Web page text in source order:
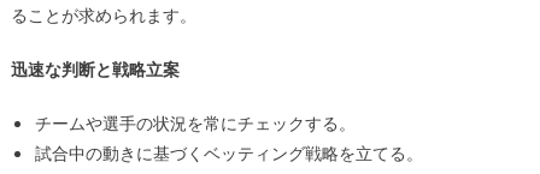
ることが求められます。
迅速な判断と戦略立案
チームや選手の状況を常にチェックする。
試合中の動きに基づくベッティング戦略を立てる。